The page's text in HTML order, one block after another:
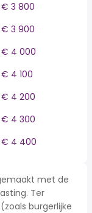
€ 3 800
€ 3 900
€ 4 000
€ 4 100
€ 4 200
€ 4 300
€ 4 400
met de
Ter
burgerlijke